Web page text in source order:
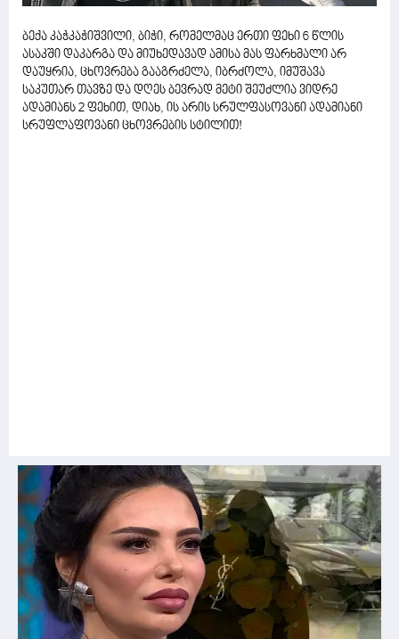
ბექა კაჭკაჭიშვილი, ბიჭი, რომელმაც ერთი ფეხი 6 წლის
ასაკში დაკარგა და მიუხედავად ამისა მას ფარხმალი არ
დაუყრია, ცხოვრება გააგრძელა, იბრძოლა, იმუშავა
საკუთარ თავზე და დღეს ბევრად მეტი შეუძლია ვიდრე
ადამიანს 2 ფეხით, დიახ, ის არის სრულფასოვანი ადამიანი
სრუფლაფოვანი ცხოვრების სტილით!